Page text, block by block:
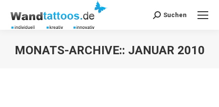
Search:
Suchen
MONATS-ARCHIVE:: JANUAR 2010